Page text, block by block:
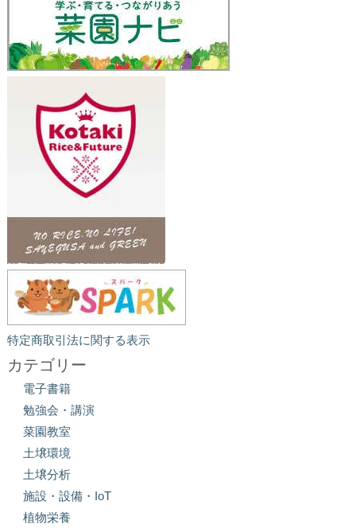
特定商取引法に関する表示
カテゴリー
電子書籍
勉強会・講演
菜園教室
土壌環境
土壌分析
施設・設備・IoT
植物栄養